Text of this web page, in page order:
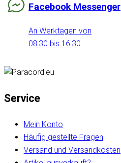
Facebook Messenger
An Werktagen von
08:30 bis 16:30
Service
Mein Konto
Häufig gestellte Fragen
Versand und Versandkosten